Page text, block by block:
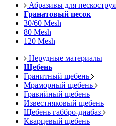
Абразивы для пескоструя
Гранатовый песок
30/60 Mesh
80 Mesh
120 Mesh
Нерудные материалы
Щебень
Гранитный щебень
Мраморный щебень
Гравийный щебень
Известняковый щебень
Щебень габбро-диабаз
Кварцевый щебень